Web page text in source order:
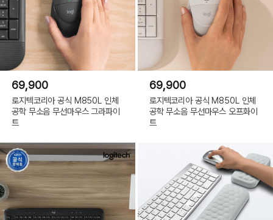
69,900
로지텍코리아 공식 M850L 인체
공학 무소음 무선마우스 그라파이
트
69,900
로지텍코리아 공식 M850L 인체
공학 무소음 무선마우스 오프화이
트